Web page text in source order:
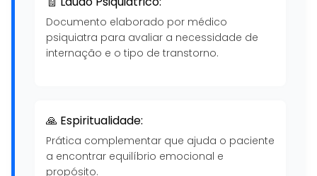
Documento elaborado por médico
psiquiatra para avaliar a necessidade de
internação e o tipo de transtorno.
🙏 Espiritualidade:
Prática complementar que ajuda o paciente
a encontrar equilíbrio emocional e
propósito.